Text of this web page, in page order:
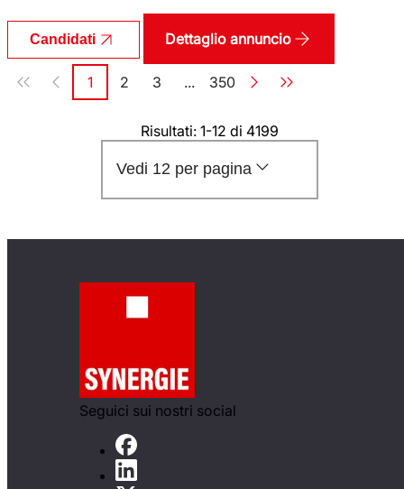
Candidati Dettaglio annuncio
Paginazione
Pagina
1 Pagina
2 Pagina
3 ... Pagina
350
Risultati: 1-12 di 4199
Vedi 12 per pagina
Seguici sui nostri social